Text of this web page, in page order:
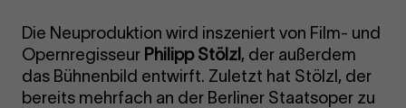
Die Neuproduktion wird inszeniert von Film- und
Opernregisseur Philipp Stölzl, der außerdem
das Bühnenbild entwirft. Zuletzt hat Stölzl, der
bereits mehrfach an der Berliner Staatsoper zu